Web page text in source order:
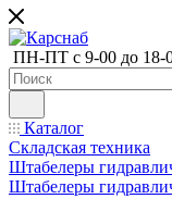
ПН-ПТ с 9-00 до 18-
Каталог
Складская техника
Штабелеры
Штабелеры